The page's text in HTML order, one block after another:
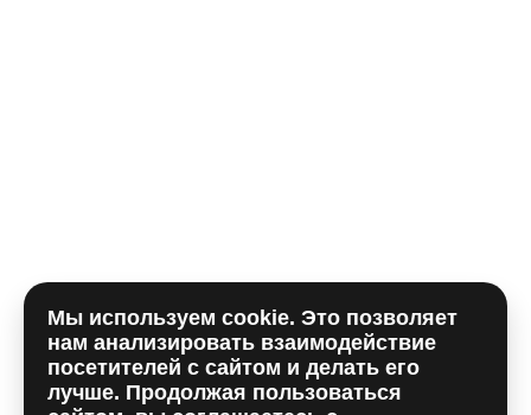
Отправляя форму, вы принимаете политику
использования сookieи даете согласие наобработку
персональных данный
Мы используем cookie. Это позволяет
нам анализировать взаимодействие
посетителей с сайтом и делать его
лучше. Продолжая пользоваться